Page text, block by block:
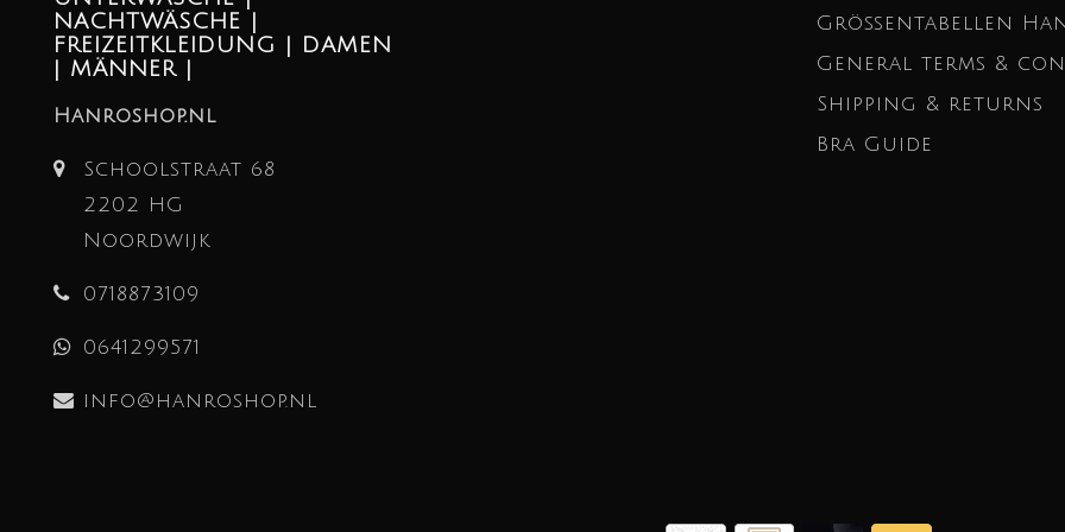
NACHTWÄSCHE |
FREIZEITKLEIDUNG | DAMEN
| MÄNNER |
Hanroshop.nl
Schoolstraat 68
2202 HG
Noordwijk
0718873109
0641299571
info@hanroshop.nl
Größentabellen
General terms &
Shipping & returns
Bra Guide